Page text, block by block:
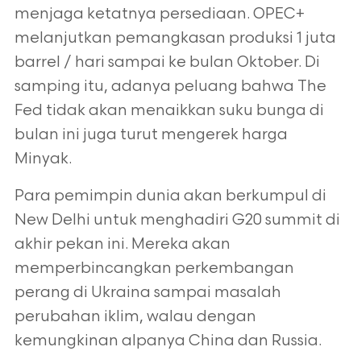
menjaga ketatnya persediaan. OPEC+
melanjutkan pemangkasan produksi 1 juta
barrel / hari sampai ke bulan Oktober. Di
samping itu, adanya peluang bahwa The
Fed tidak akan menaikkan suku bunga di
bulan ini juga turut mengerek harga
Minyak.
Para pemimpin dunia akan berkumpul di
New Delhi untuk menghadiri G20 summit di
akhir pekan ini. Mereka akan
memperbincangkan perkembangan
perang di Ukraina sampai masalah
perubahan iklim, walau dengan
kemungkinan alpanya China dan Russia.